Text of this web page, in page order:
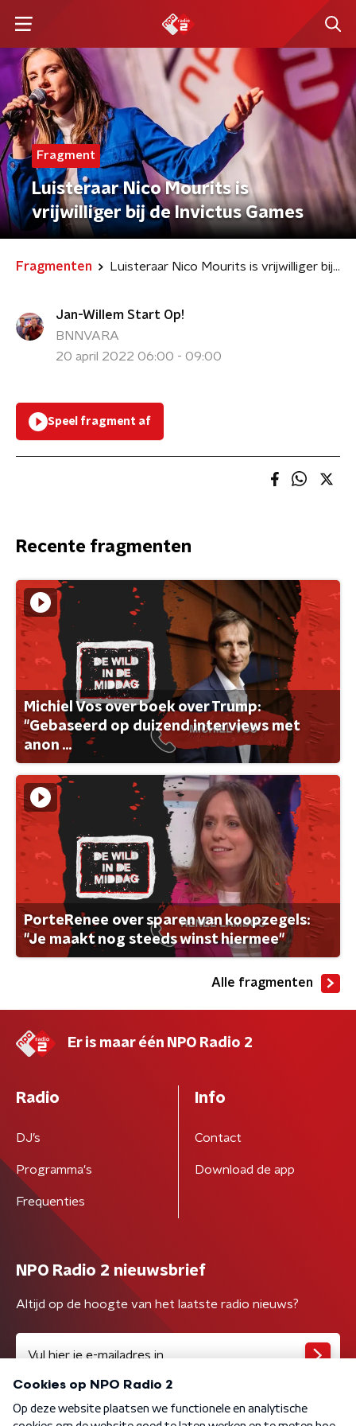
Fragment
Luisteraar Nico Mourits is
vrijwilliger bij de Invictus Games
Fragmenten Luisteraar Nico Mourits is vrijwilliger bij de Invictus Games
Jan-Willem Start Op!
BNNVARA
20 april 2022 06:00 - 09:00
Speel fragment af
Recente fragmenten
Michiel Vos over boek over Trump:
"Gebaseerd op duizend interviews met
anon ...
PorteRenee over sparen van koopzegels:
"Je maakt nog steeds winst hiermee"
Alle fragmenten
Er is maar één NPO Radio 2
Radio
DJ’s
Programma's
Frequenties
Info
Contact
Download de app
NPO Radio 2 nieuwsbrief
Altijd op de hoogte van het laatste radio nieuws?